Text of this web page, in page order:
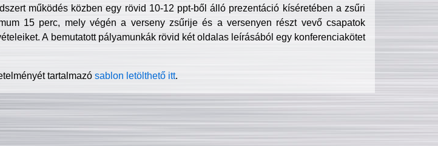
működés közben egy rövid 10-12 ppt-ből álló prezentáció kíséretében a zsűri
15 perc, mely végén a verseny zsűrije és a versenyen részt vevő csapatok
A bemutatott pályamunkák rövid két oldalas leírásából egy konferenciakötet
tartalmazósablon letölthető itt.